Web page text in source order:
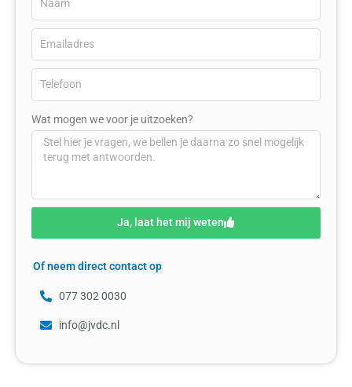
Wat mogen we voor je uitzoeken?
Ja, laat het mij weten
Of neem direct contact op
077 302 0030
info@jvdc.nl